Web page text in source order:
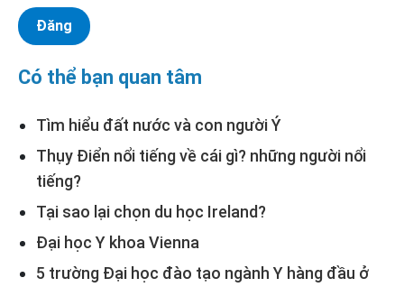
Có thể bạn quan tâm
Tìm hiểu đất nước và con người Ý
Thụy Điển nổi tiếng về cái gì? những người nổi
tiếng?
Tại sao lại chọn du học Ireland?
Đại học Y khoa Vienna
5 trường Đại học đào tạo ngành Y hàng đầu ở